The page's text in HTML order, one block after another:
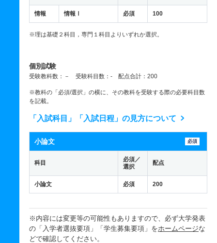
情報 情報Ⅰ 必須 100
※理は基礎２科目，専門１科目よりいずれか選択。
個別試験
受験教科数：－ 受験科目数：- 配点合計：200
※教科の「必須/選択」の横に、その教科を受験する際の必要科目数
を記載。
「入試科目」「入試日程」の見方について
小論文 必須
科目
必須／
選択
配点
小論文 必須 200
※内容には変更等の可能性もありますので、必ず大学発表
の「入学者選抜要項」「学生募集要項」をホームページな
どで確認してください。